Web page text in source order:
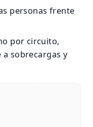
personas frente
por circuito,
sobrecargas y